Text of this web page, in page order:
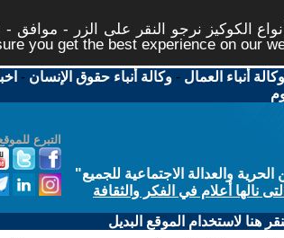
الكوكيز نرجو النقر على الزر - موافق -
you get the best experience on our
وكالة أنباء العمال -وكالة أنباء حقوق الإنسان -
التبرع
والعدالة الاجتماعية للجميع"
نالها أعلام في الفكر والثقافة
هنا لاستخدام الموقع البديل